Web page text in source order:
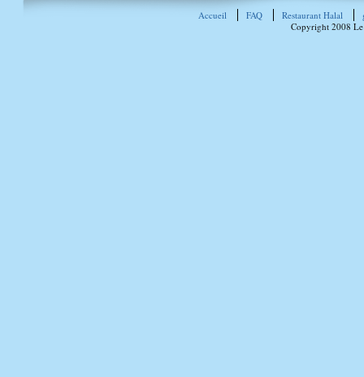
Accueil FAQ Restaurant Halal
Copyright 2008